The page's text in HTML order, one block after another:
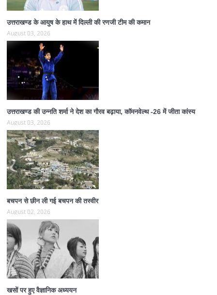
उत्तराखण्ड के आयुष के हाथ में दिल्ली की रणजी टीम की कमान
August 03, 2026
उत्तराखण्ड की उन्नति शर्मा ने देश का गौरव बढ़ाया, कॉमनवेल्थ -26 में जीता कांस्य
August 03, 2026
बचपन से छीन ली गई बचपन की तस्वीर
August 02, 2026
खसों पर हुए वैज्ञानिक अध्ययन